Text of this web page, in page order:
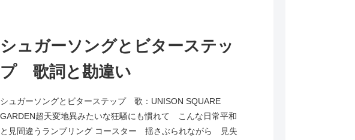
シュガーソングとビターステッ
プ 歌詞と勘違い
シュガーソングとビターステップ 歌：UNISON SQUARE
GARDEN超天変地異みたいな狂騒にも慣れて こんな日常平和
と見間違うランブリング コースター 揺さぶられながら 見失